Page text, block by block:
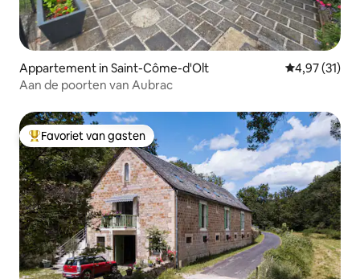
Appartement in Saint-Côme-d'Olt Gemiddelde
4,97 (31)
Aan de poorten van Aubrac
Topfavoriet van gasten
Favoriet van gasten